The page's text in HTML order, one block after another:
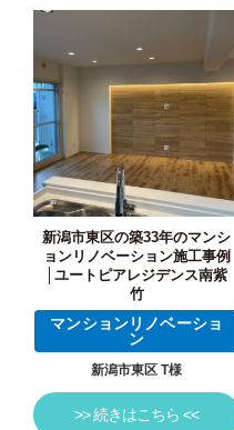
新潟市東区の築33年のマンシ
ョンリノベーション施工事例
│ユートピアレジデンス南紫
竹
マンションリノベーショ
ン
新潟市東区 T様
>> 続きはこちら <<